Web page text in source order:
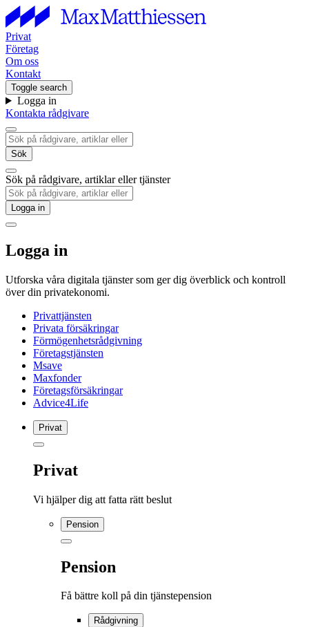
Privat
Företag
Om oss
Kontakt
Toggle search
Logga in
Kontakta rådgivare
Sök
Sök på rådgivare, artiklar eller tjänster
Logga in
Logga in
Utforska våra digitala tjänster som ger dig överblick och kontroll
över din privatekonomi.
Privattjänsten
Privata försäkringar
Förmögenhetsrådgivning
Företagstjänsten
Msave
Maxfonder
Företagsförsäkringar
Advice4Life
Privat
Privat
Vi hjälper dig att fatta rätt beslut
Pension
Pension
Få bättre koll på din tjänstepension
Rådgivning